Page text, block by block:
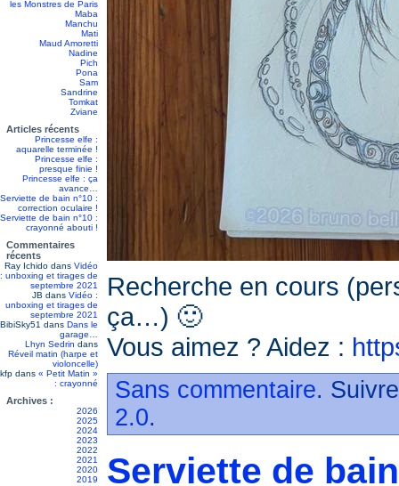
les Monstres de Paris
Maba
Manchu
Mati
Maud Amoretti
Nadine
Pich
Pona
Sam
Sandrine
Tomkat
Zviane
Articles récents
Princesse elfe :
aquarelle terminée !
Princesse elfe :
presque finie !
Princesse elfe : ça
avance…
Serviette de bain n°10 :
correction oculaire !
Serviette de bain n°10 :
crayonné abouti !
Commentaires
récents
Ray Ichido dans Vidéo
: unboxing et tirages de
septembre 2021
JB dans Vidéo :
unboxing et tirages de
septembre 2021
BibiSky51 dans Dans le
garage…
Lhyn Sedrin dans
Réveil matin (harpe et
violoncelle)
kfp dans « Petit Matin »
: crayonné
Archives :
2026
2025
2024
2023
2022
2021
2020
2019
Recherche en cours
ça…) 🙂
Vous aimez ? Aidez :
Sans commentaire.
2.0.
Serviette de